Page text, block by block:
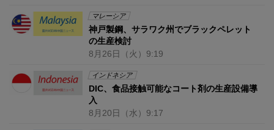
マレーシア
神戸製鋼、サラワク州でブラックペレット
の生産検討
8月26日 （火） 9:19
インドネシア
DIC、食品接触可能なコート剤の生産設備導
入
8月20日 （水） 9:17